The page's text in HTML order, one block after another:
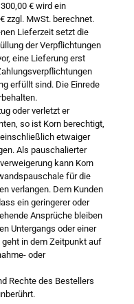
€ wird ein
zzgl. MwSt. berechnet.
Lieferzeit setzt die
der Verpflichtungen
eine Lieferung erst
erfüllt sind. Die Einrede
oder verletzt er
so ist Korn berechtigt,
etwaiger
Als pauschalierter
kann Korn
für die
verlangen. Dem Kunden
ein geringerer oder
Ansprüche bleiben
Untergangs oder einer
in dem Zeitpunkt auf
oder
Rechte des Bestellers